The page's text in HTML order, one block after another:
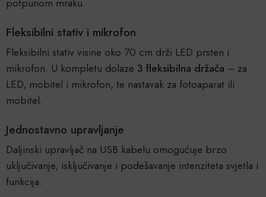
potpunom mraku.
Fleksibilni stativ i mikrofon
Fleksibilni stativ visine oko 70 cm drži LED prsten i
mikrofon. U kompletu dolaze 3 fleksibilna držača – za
LED, mobitel i mikrofon, te nastavak za fotoaparat ili
mobitel.
Jednostavno upravljanje
Daljinski upravljač na USB kabelu omogućuje brzo
uključivanje, isključivanje i podešavanje intenziteta svjetla i
funkcija.